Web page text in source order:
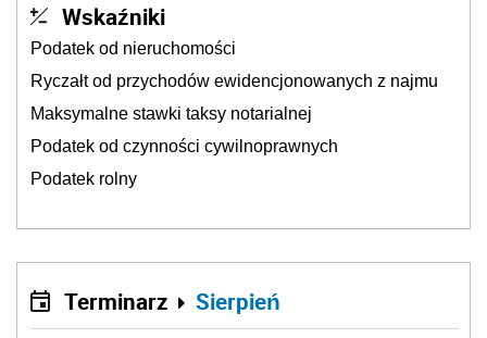
Wskaźniki
Podatek od nieruchomości
Ryczałt od przychodów ewidencjonowanych z najmu
Maksymalne stawki taksy notarialnej
Podatek od czynności cywilnoprawnych
Podatek rolny
Terminarz Sierpień